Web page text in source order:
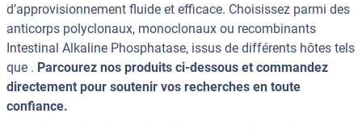
d’approvisionnement fluide et efficace. Choisissez parmi des
anticorps polyclonaux, monoclonaux ou recombinants
Intestinal Alkaline Phosphatase, issus de différents hôtes tels
que . Parcourez nos produits ci-dessous et commandez
directement pour soutenir vos recherches en toute
confiance.